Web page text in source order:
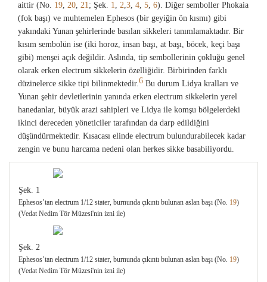
aittir (No. 19, 20, 21; Şek. 1, 2,3, 4, 5, 6). Diğer semboller Phokaia
(fok başı) ve muhtemelen Ephesos (bir geyiğin ön kısmı) gibi
yakındaki Yunan şehirlerinde basılan sikkeleri tanımlamaktadır. Bir
kısım sembolün ise (iki horoz, insan başı, at başı, böcek, keçi başı
gibi) menşei açık değildir. Aslında, tip sembollerinin çokluğu genel
olarak erken electrum sikkelerin özelliğidir. Birbirinden farklı
düzinelerce sikke tipi bilinmektedir.6 Bu durum Lidya kralları ve
Yunan şehir devletlerinin yanında erken electrum sikkelerin yerel
hanedanlar, büyük arazi sahipleri ve Lidya ile komşu bölgelerdeki
ikinci dereceden yöneticiler tarafından da darp edildiğini
düşündürmektedir. Kısacası elinde electrum bulundurabilecek kadar
zengin ve bunu harcama nedeni olan herkes sikke basabiliyordu.
Şek. 1
Ephesos’tan electrum 1/12 stater, burnunda çıkıntı bulunan aslan başı (No. 19)
(Vedat Nedim Tör Müzesi'nin izni ile)
Şek. 2
Ephesos’tan electrum 1/12 stater, burnunda çıkıntı bulunan aslan başı (No. 19)
(Vedat Nedim Tör Müzesi'nin izni ile)